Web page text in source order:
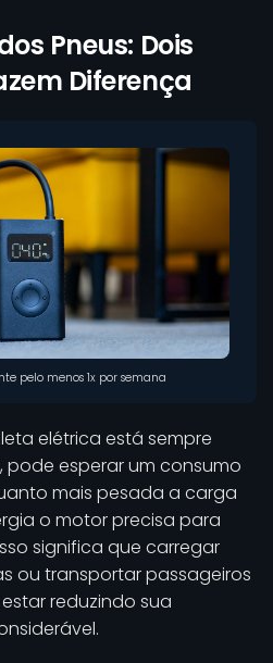
Pneus: Dois
Diferença
pelo menos 1x por semana
elétrica está sempre
esperar um consumo
mais pesada a carga
o motor precisa para
significa que carregar
ou transportar passageiros
reduzindo sua